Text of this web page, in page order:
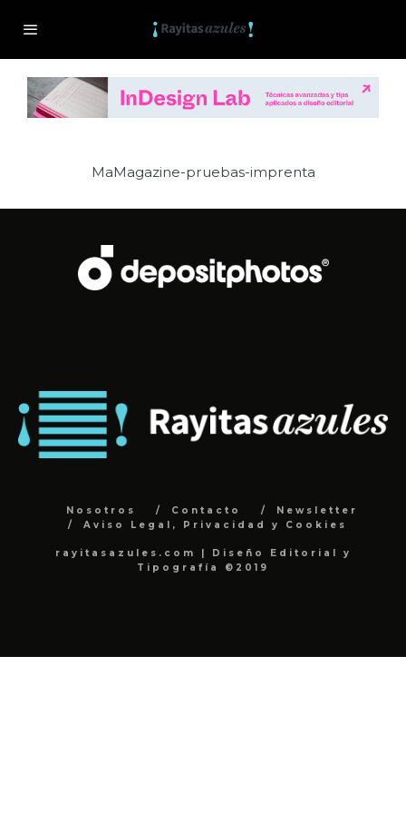
MaMagazine-pruebas-imprenta
Nosotros Contacto
Newsletter
Aviso Legal, Privacidad y Cookies
rayitasazules.com | Diseño Editorial y
Tipografía ©2019